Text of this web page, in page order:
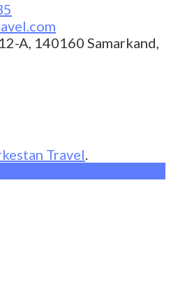
A, 140160 Samarkand,
Travel.